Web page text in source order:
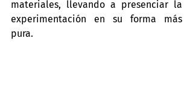
materiales, llevando a presenciar la
experimentación en su forma más
pura.